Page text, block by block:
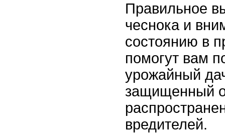
Правильное
чеснока и
состоянию в
помогут вам
урожайный
защищенный
вредителей.